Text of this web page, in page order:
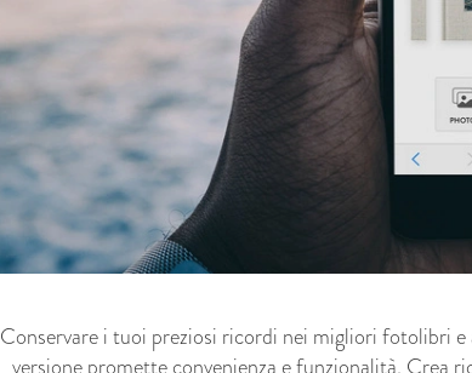
Conservare i tuoi preziosi ricordi nei migliori fotolibri